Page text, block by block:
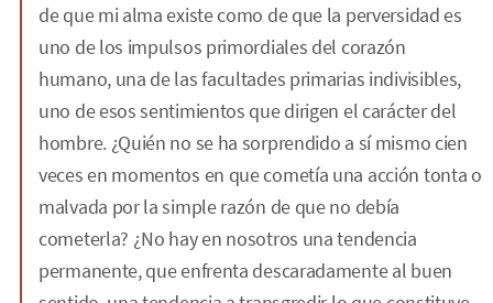
de que mi alma existe como de que la perversidad es
uno de los impulsos primordiales del corazón
humano, una de las facultades primarias indivisibles,
uno de esos sentimientos que dirigen el carácter del
hombre. ¿Quién no se ha sorprendido a sí mismo cien
veces en momentos en que cometía una acción tonta o
malvada por la simple razón de que no debía
cometerla? ¿No hay en nosotros una tendencia
permanente, que enfrenta descaradamente al buen